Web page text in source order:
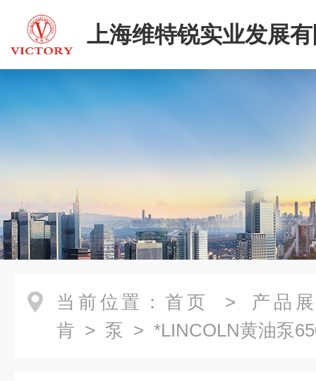
上海维特锐实业发展
当前位置： 首页 > 产品
肯 > 泵 > *LINCOLN黄油泵